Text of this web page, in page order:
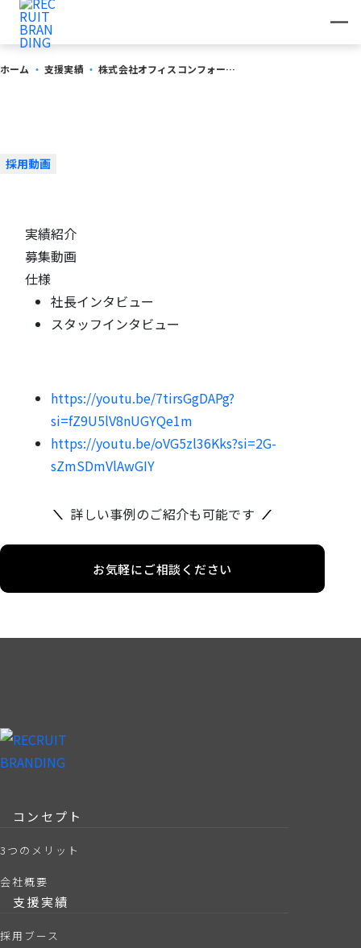
ホーム ・ 支援実績 ・ 株式会社オフィスコンフォート M. 様
採用動画
実績紹介
募集動画
仕様
社長インタビュー
スタッフインタビュー
https://youtu.be/7tirsGgDAPg?
si=fZ9U5lV8nUGYQe1m
https://youtu.be/oVG5zl36Kks?si=2G-
sZmSDmVlAwGIY
詳しい事例のご紹介も可能です
お気軽にご相談ください
コンセプト
3つのメリット
会社概要
支援実績
採用ブース